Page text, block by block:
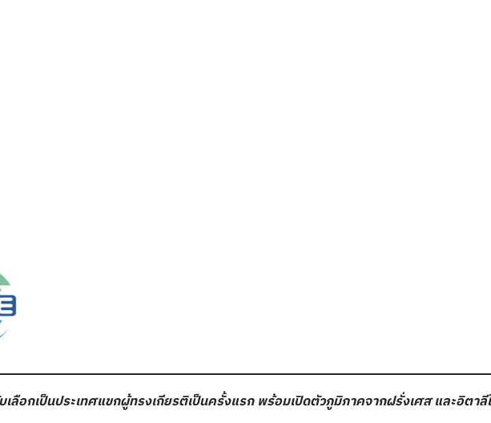
เลือกเป็นประเทศแขกผู้ทรงเกียรติเป็นครั้งแรก พร้อมเปิดตัวภูมิภาคจากฝรั่งเศส และอิตา